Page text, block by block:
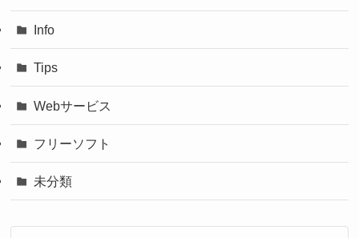
Info
Tips
Webサービス
フリーソフト
未分類